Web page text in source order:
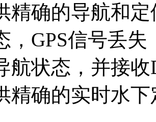
精确的导航和
，GPS信号丢
航状态，并接
精确的实时水